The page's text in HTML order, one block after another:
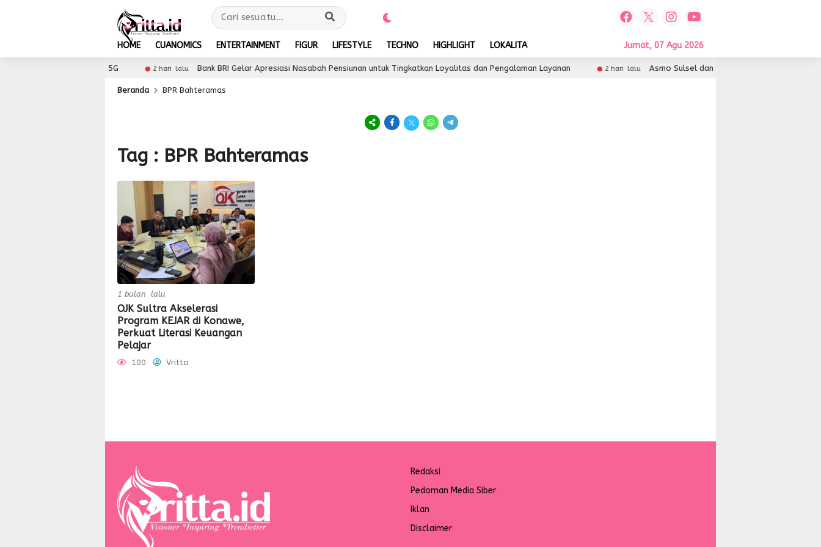
HOME CUANOMICS ENTERTAINMENT FIGUR LIFESTYLE TECHNO HIGHLIGHT LOKALITA Jumat, 07 Agu 2026
2 hari lalu Bank BRI Gelar Apresiasi Nasabah Pensiunan untuk Tingkatkan Loyalitas dan Pengalaman Layanan 2 hari lalu Asmo Sulsel dan FIFGroup Kolaborasi Hadirkan
Beranda BPR Bahteramas
Tag : BPR Bahteramas
1 bulan lalu
OJK Sultra Akselerasi
Program KEJAR di Konawe,
Perkuat Literasi Keuangan
Pelajar
100 Vritta
Redaksi
Pedoman Media Siber
Iklan
Disclaimer